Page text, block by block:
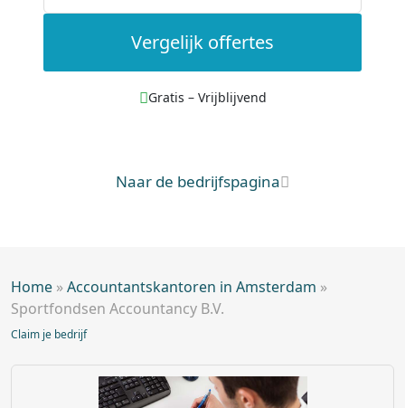
Vergelijk offertes
Gratis – Vrijblijvend
Naar de bedrijfspagina
Home »Accountantskantoren in Amsterdam »
Sportfondsen Accountancy B.V.
Claim je bedrijf